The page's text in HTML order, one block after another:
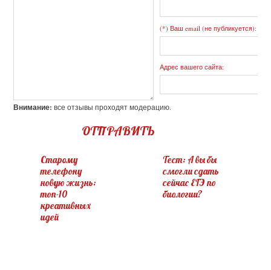
(*) Ваш email (не публикуется):
Адрес вашего сайта:
Внимание: все отзывы проходят модерацию.
ОТПРАВИТЬ
Старому
телефону
новую жизнь:
топ-10
креативных
идей
Тест: А вы бы
смогли сдать
сейчас ЕГЭ по
биологии?